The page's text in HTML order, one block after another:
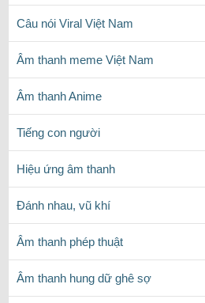
Câu nói Viral Việt Nam
Âm thanh meme Việt Nam
Âm thanh Anime
Tiếng con người
Hiệu ứng âm thanh
Đánh nhau, vũ khí
Âm thanh phép thuật
Âm thanh hung dữ ghê sợ